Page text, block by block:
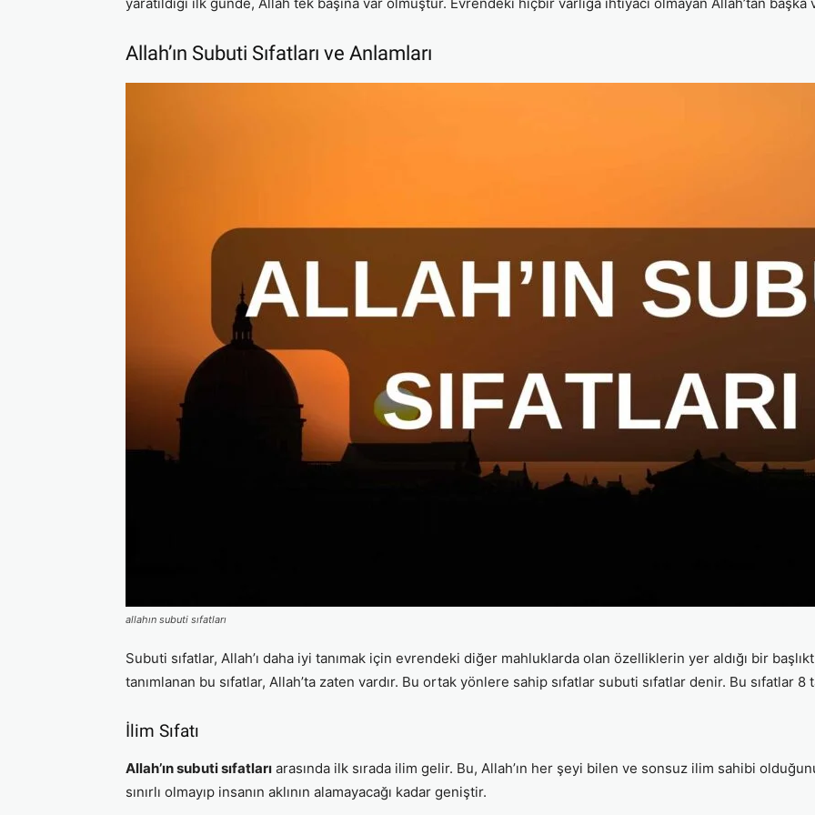
Allah’ın Subuti Sıfatları ve Anlamları
allahın subuti sıfatları
Subuti sıfatlar, Allah’ı daha iyi tanımak için evrendeki diğer mahluklarda olan özelliklerin yer aldığı bir
tanımlanan bu sıfatlar, Allah’ta zaten vardır. Bu ortak yönlere sahip sıfatlar subuti sıfatlar denir. Bu sıfatlar 8
İlim Sıfatı
Allah’ın subuti sıfatları arasında ilk sırada ilim gelir. Bu, Allah’ın her şeyi bilen ve sonsuz ilim sahibi
sınırlı olmayıp insanın aklının alamayacağı kadar geniştir.